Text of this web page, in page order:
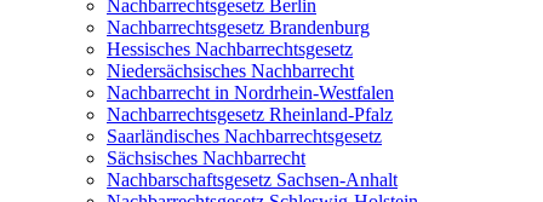
Nachbarrechtsgesetz Berlin
Nachbarrechtsgesetz Brandenburg
Hessisches Nachbarrechtsgesetz
Niedersächsisches Nachbarrecht
Nachbarrecht in Nordrhein-Westfalen
Nachbarrechtsgesetz Rheinland-Pfalz
Saarländisches Nachbarrechtsgesetz
Sächsisches Nachbarrecht
Nachbarschaftsgesetz Sachsen-Anhalt